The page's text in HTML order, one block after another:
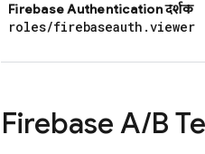
Firebase Authenticationदर्शक
roles/firebaseauth .viewer
Firebase A/B